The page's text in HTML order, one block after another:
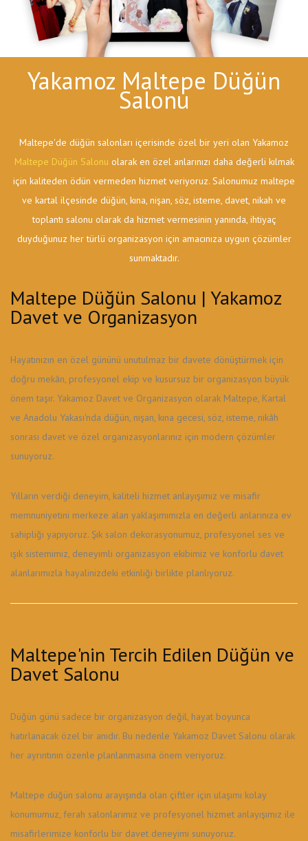
Yakamoz Maltepe Düğün
Salonu
Maltepe'de düğün salonları içerisinde özel bir yeri olan Yakamoz
Maltepe Düğün Salonu olarak en özel anlarınızı daha değerli kılmak
için kaliteden ödün vermeden hizmet veriyoruz. Salonumuz maltepe
ve kartal ilçesinde düğün, kına, nişan, söz, isteme, davet, nikah ve
toplantı salonu olarak da hizmet vermesinin yanında, ihtiyaç
duyduğunuz her türlü organizasyon için amacınıza uygun çözümler
sunmaktadır.
Maltepe Düğün Salonu | Yakamoz
Davet ve Organizasyon
Hayatınızın en özel gününü unutulmaz bir davete dönüştürmek için
doğru mekân, profesyonel ekip ve kusursuz bir organizasyon büyük
önem taşır. Yakamoz Davet ve Organizasyon olarak Maltepe, Kartal
ve Anadolu Yakası'nda düğün, nişan, kına gecesi, söz, isteme, nikâh
sonrası davet ve özel organizasyonlarınız için modern çözümler
sunuyoruz.
Yılların verdiği deneyim, kaliteli hizmet anlayışımız ve misafir
memnuniyetini merkeze alan yaklaşımımızla en değerli anlarınıza ev
sahipliği yapıyoruz. Şık salon dekorasyonumuz, profesyonel ses ve
ışık sistemimiz, deneyimli organizasyon ekibimiz ve konforlu davet
alanlarımızla hayalinizdeki etkinliği birlikte planlıyoruz.
Maltepe'nin Tercih Edilen Düğün ve
Davet Salonu
Düğün günü sadece bir organizasyon değil, hayat boyunca
hatırlanacak özel bir anıdır. Bu nedenle Yakamoz Davet Salonu olarak
her ayrıntının özenle planlanmasına önem veriyoruz.
Maltepe düğün salonu arayışında olan çiftler için ulaşımı kolay
konumumuz, ferah salonlarımız ve profesyonel hizmet anlayışımız ile
misafirlerimize konforlu bir davet deneyimi sunuyoruz.